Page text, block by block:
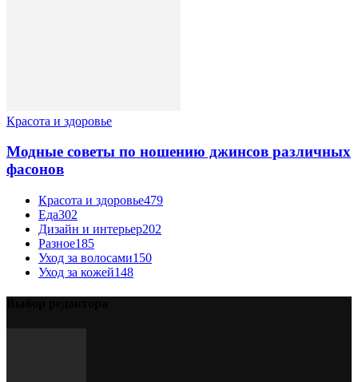
Красота и здоровье
Модные советы по ношению джинсов различных
фасонов
Красота и здоровье479
Еда302
Дизайн и интерьер202
Разное185
Уход за волосами150
Уход за кожей148